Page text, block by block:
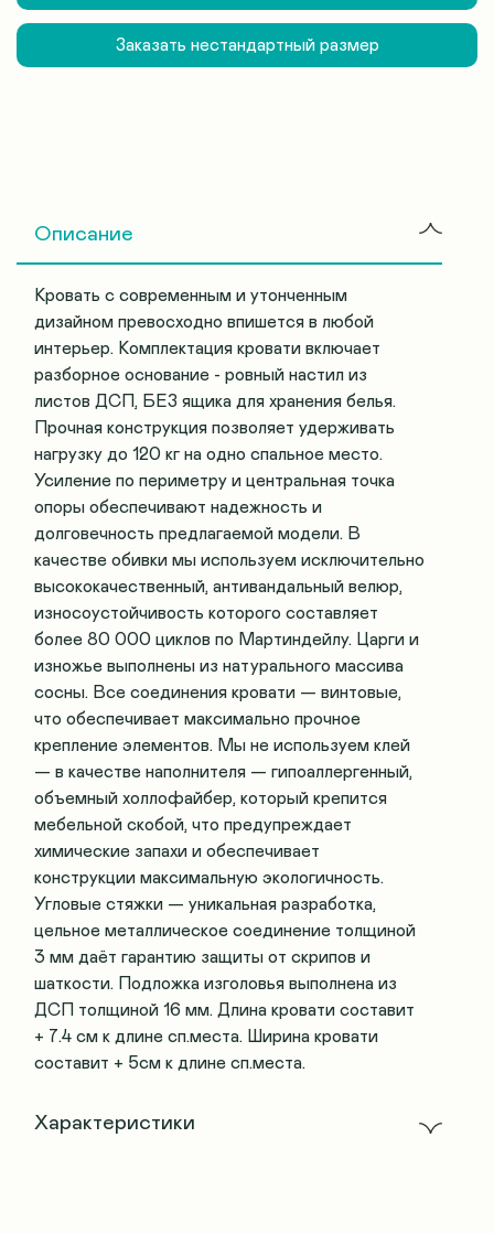
Заказать нестандартный размер
Описание
Кровать с современным и утонченным
дизайном превосходно впишется в любой
интерьер. Комплектация кровати включает
разборное основание - ровный настил из
листов ДСП, БЕЗ ящика для хранения белья.
Прочная конструкция позволяет удерживать
нагрузку до 120 кг на одно спальное место.
Усиление по периметру и центральная точка
опоры обеспечивают надежность и
долговечность предлагаемой модели. В
качестве обивки мы используем исключительно
высококачественный, антивандальный велюр,
износоустойчивость которого составляет
более 80 000 циклов по Мартиндейлу. Царги и
изножье выполнены из натурального массива
сосны. Все соединения кровати — винтовые,
что обеспечивает максимально прочное
крепление элементов. Мы не используем клей
— в качестве наполнителя — гипоаллергенный,
объемный холлофайбер, который крепится
мебельной скобой, что предупреждает
химические запахи и обеспечивает
конструкции максимальную экологичность.
Угловые стяжки — уникальная разработка,
цельное металлическое соединение толщиной
3 мм даёт гарантию защиты от скрипов и
шаткости. Подложка изголовья выполнена из
ДСП толщиной 16 мм. Длина кровати составит
+ 7.4 см к длине сп.места. Ширина кровати
составит + 5см к длине сп.места.
Характеристики